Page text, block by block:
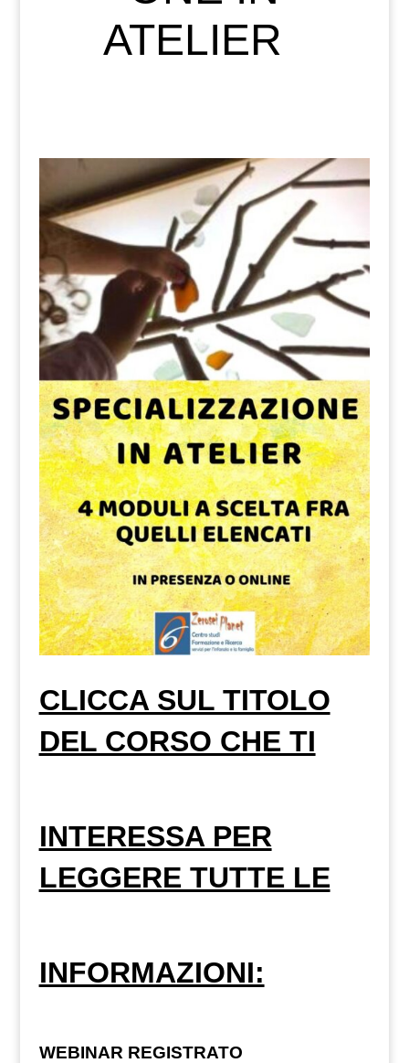
ATELIER
CLICCA SUL TITOLO
DEL CORSO CHE TI
INTERESSA PER
LEGGERE TUTTE LE
INFORMAZIONI:
WEBINAR REGISTRATO